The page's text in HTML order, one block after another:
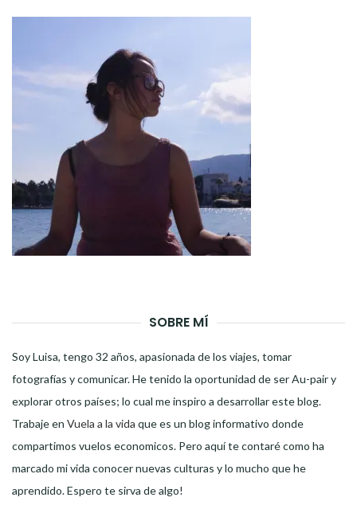
SOBRE MÍ
Soy Luisa, tengo 32 años, apasionada de los viajes, tomar
fotografías y comunicar. He tenido la oportunidad de ser Au-pair y
explorar otros países; lo cual me inspiro a desarrollar este blog.
Trabaje en Vuela a la vida que es un blog informativo donde
compartimos vuelos economicos. Pero aquí te contaré como ha
marcado mi vida conocer nuevas culturas y lo mucho que he
aprendido. Espero te sirva de algo!